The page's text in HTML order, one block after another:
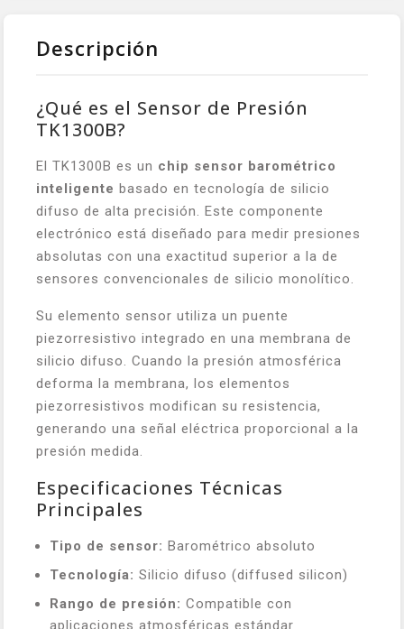
Descripción
¿Qué es el Sensor de Presión
TK1300B?
El TK1300B es un chip sensor barométrico
inteligente basado en tecnología de silicio
difuso de alta precisión. Este componente
electrónico está diseñado para medir presiones
absolutas con una exactitud superior a la de
sensores convencionales de silicio monolítico.
Su elemento sensor utiliza un puente
piezorresistivo integrado en una membrana de
silicio difuso. Cuando la presión atmosférica
deforma la membrana, los elementos
piezorresistivos modifican su resistencia,
generando una señal eléctrica proporcional a la
presión medida.
Especificaciones Técnicas
Principales
Tipo de sensor: Barométrico absoluto
Tecnología: Silicio difuso (diffused silicon)
Rango de presión: Compatible con
aplicaciones atmosféricas estándar